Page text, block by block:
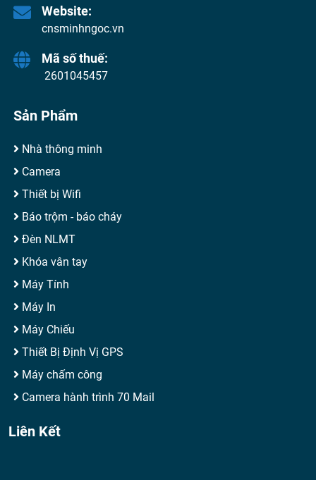
Website:
cnsminhngoc.vn
Mã số thuế:
2601045457
Sản Phẩm
Nhà thông minh
Camera
Thiết bị Wifi
Báo trộm - báo cháy
Đèn NLMT
Khóa vân tay
Máy Tính
Máy In
Máy Chiếu
Thiết Bị Định Vị GPS
Máy chấm công
Camera hành trình 70 Mail
Liên Kết